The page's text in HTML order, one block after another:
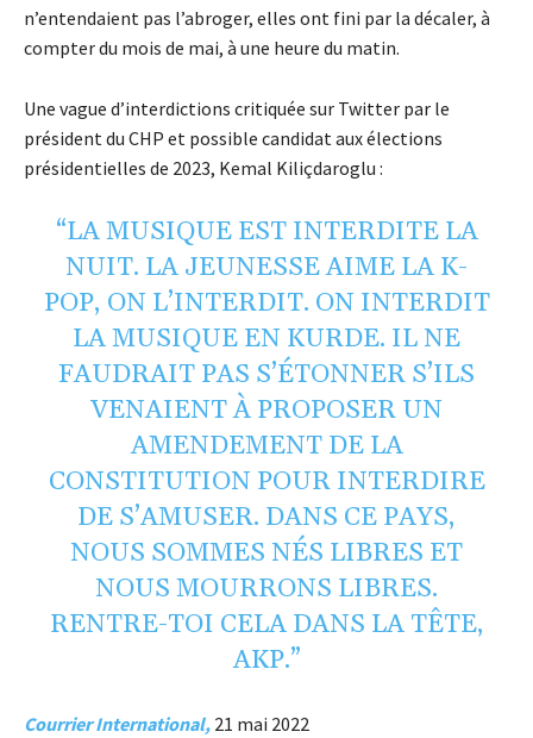
n’entendaient pas l’abroger, elles ont fini par la décaler, à
compter du mois de mai, à une heure du matin.
Une vague d’interdictions critiquée sur Twitter par le
président du CHP et possible candidat aux élections
présidentielles de 2023, Kemal Kiliçdaroglu :
“LA MUSIQUE EST INTERDITE LA
NUIT. LA JEUNESSE AIME LA K-
POP, ON L’INTERDIT. ON INTERDIT
LA MUSIQUE EN KURDE. IL NE
FAUDRAIT PAS S’ÉTONNER S’ILS
VENAIENT À PROPOSER UN
AMENDEMENT DE LA
CONSTITUTION POUR INTERDIRE
DE S’AMUSER. DANS CE PAYS,
NOUS SOMMES NÉS LIBRES ET
NOUS MOURRONS LIBRES.
RENTRE-TOI CELA DANS LA TÊTE,
AKP.”
Courrier International, 21 mai 2022